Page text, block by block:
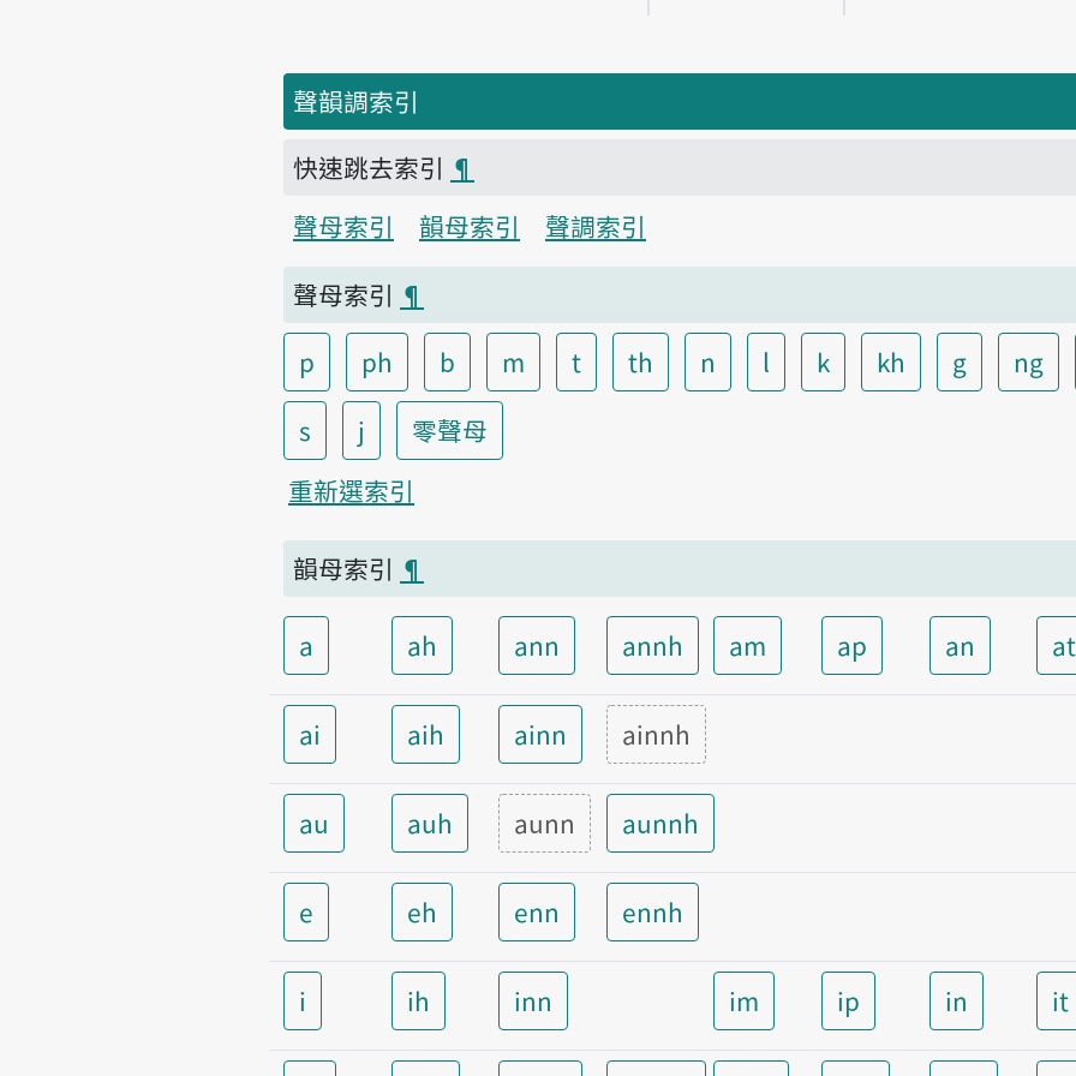
聲韻調索引
快速跳去索引 ¶
聲母索引
韻母索引
聲調索引
聲母索引 ¶
p
ph b m t th n l k kh g ng
s
j
零聲母
重新選索引
韻母索引 ¶
a ah ann annh am ap an at
ai aih ainn ainnh
au auh aunn aunnh
e eh enn ennh
i ih inn im ip in it